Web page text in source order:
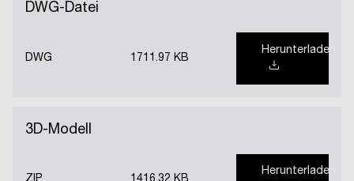
DWG-Datei
DWG 1711.97 KB
Herunterladen
3D-Modell
Herunterladen